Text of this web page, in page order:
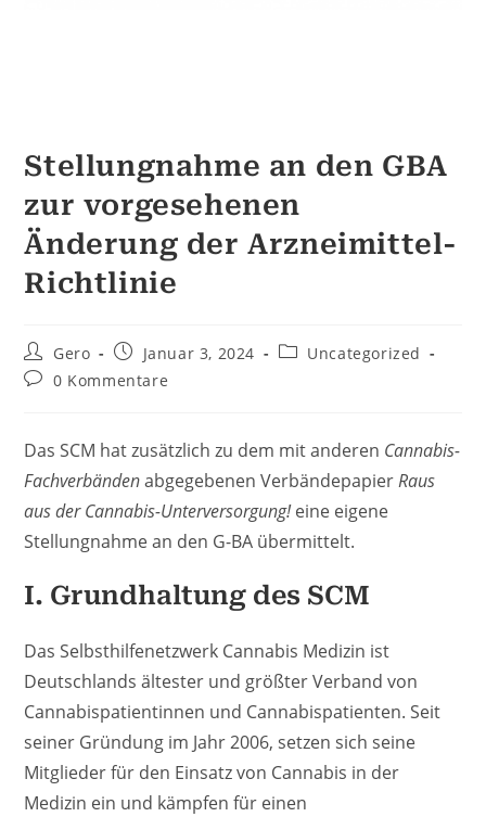
Stellungnahme an den GBA
zur vorgesehenen
Änderung der Arzneimittel-
Richtlinie
Beitrags-
Autor:
Gero
Beitrag
veröffentlicht:
Januar 3, 2024
Beitrags-
Uncategorized
Beitrags-
0 Kommentare
Das SCM hat zusätzlich zu dem mit anderen Cannabis-
Fachverbändenabgegebenen VerbändepapierRaus
aus der Cannabis-Unterversorgung!eine eigene
Stellungnahme an den G-BA übermittelt.
I. Grundhaltung des SCM
Das Selbsthilfenetzwerk Cannabis Medizin ist
Deutschlands ältester und größter Verband von
Cannabispatientinnen und Cannabispatienten. Seit
seiner Gründung im Jahr 2006, setzen sich seine
Mitglieder für den Einsatz von Cannabis in der
Medizin ein und kämpfen für einen